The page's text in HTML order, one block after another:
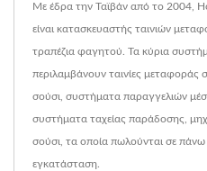
Με έδρα την Ταϊβάν από το 2004,
είναι κατασκευαστής ταινιών
τραπέζια φαγητού. Τα κύρια
περιλαμβάνουν ταινίες μεταφοράς
σούσι, συστήματα παραγγελιών
συστήματα ταχείας παράδοσης,
σούσι, τα οποία πωλούνται σε
εγκατάσταση.